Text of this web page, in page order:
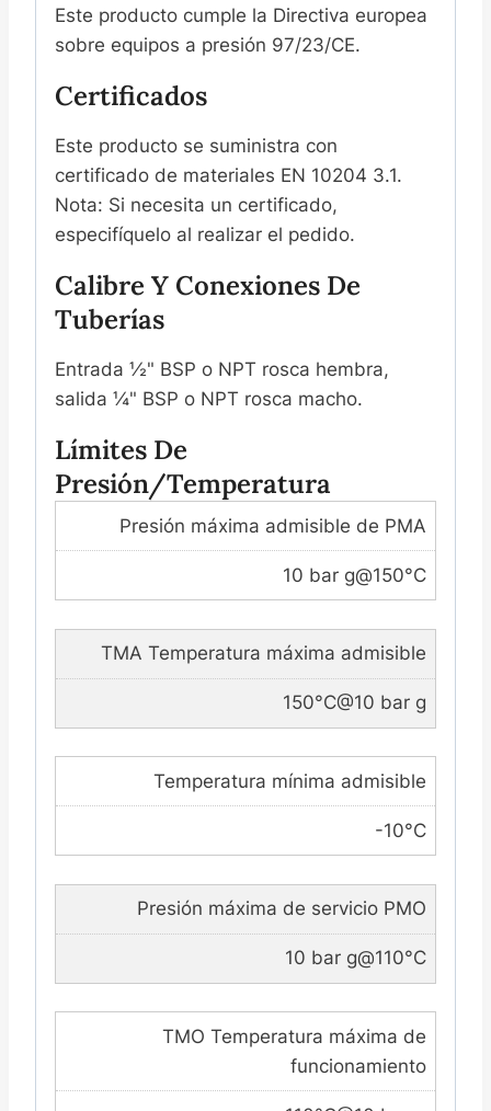
Este producto cumple la Directiva europea
sobre equipos a presión 97/23/CE.
Certificados
Este producto se suministra con
certificado de materiales EN 10204 3.1.
Nota: Si necesita un certificado,
especifíquelo al realizar el pedido.
Calibre Y Conexiones De
Tuberías
Entrada ½" BSP o NPT rosca hembra,
salida ¼" BSP o NPT rosca macho.
Límites De
Presión/temperatura
Presión máxima admisible de PMA
10 bar g@150°C
TMA Temperatura máxima admisible
150°C@10 bar g
Temperatura mínima admisible
-10°C
Presión máxima de servicio PMO
10 bar g@110°C
TMO Temperatura máxima de
funcionamiento